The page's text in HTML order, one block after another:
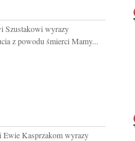
Szustakowi wyrazy
z powodu śmierci Mamy...
Ewie Kasprzakom wyrazy